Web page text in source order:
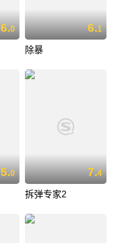
6.0 6.1
除暴
5.0 7.4
拆弹专家2